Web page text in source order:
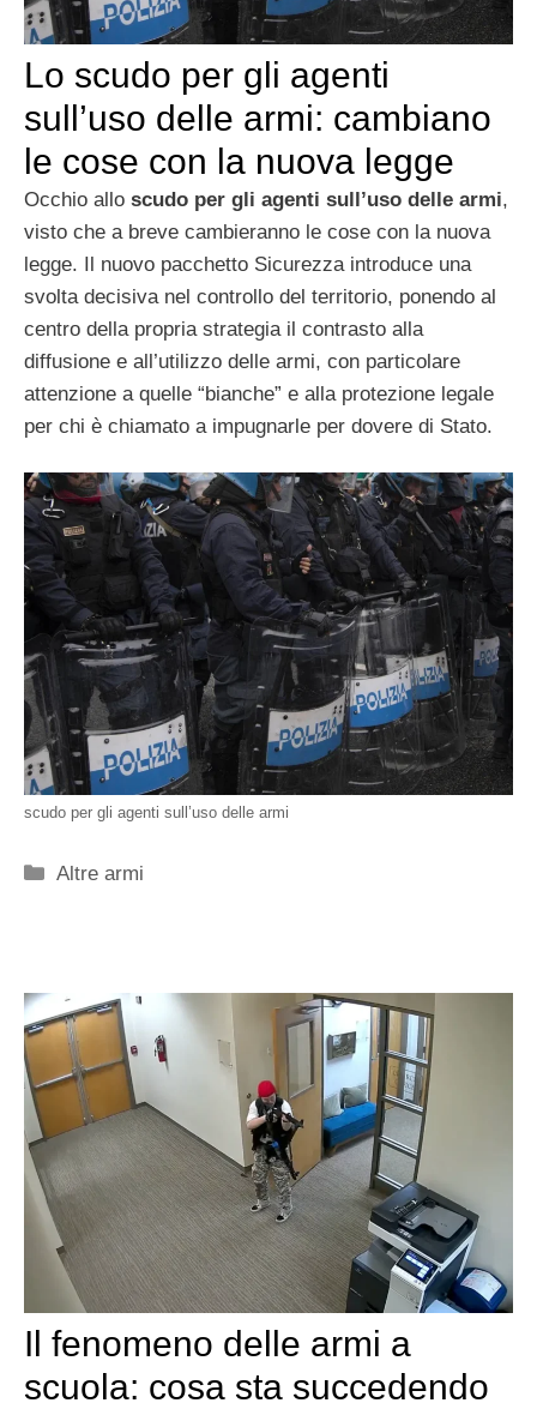
Lo scudo per gli agenti
sull’uso delle armi: cambiano
le cose con la nuova legge
Occhio allo scudo per gli agenti sull’uso delle armi,
visto che a breve cambieranno le cose con la nuova
legge. Il nuovo pacchetto Sicurezza introduce una
svolta decisiva nel controllo del territorio, ponendo al
centro della propria strategia il contrasto alla
diffusione e all’utilizzo delle armi, con particolare
attenzione a quelle “bianche” e alla protezione legale
per chi è chiamato a impugnarle per dovere di Stato.
scudo per gli agenti sull’uso delle armi
Categorie
Altre armi
Il fenomeno delle armi a
scuola: cosa sta succedendo